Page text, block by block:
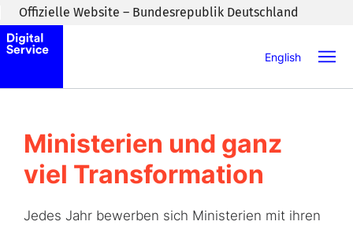
Zum Inhaltsbereich wechseln
Offizielle Website – Bundesrepublik Deutschland
English
Ministerien und ganz
viel Transformation
Jedes Jahr bewerben sich Ministerien mit ihren